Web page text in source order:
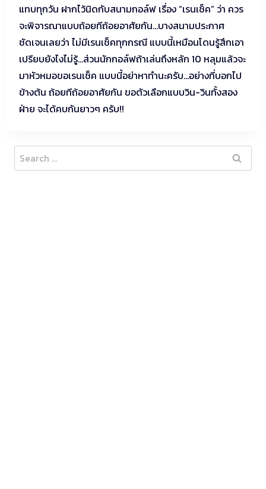
แทบทุกวัน ฝากไว้นิดกับสนามกอล์ฟ เรื่อง “เรนเช็ค” ว่า ควร
จะพิจารณาแบบถ้อยทีถ้อยอาศัยกัน…บางสนามประกาศ
ชัดเจนเลยว่า ไม่มีเรนเช็คทุกกรณี แบบนี้เหมือนโดนรู้สึกเอา
เปรียบยังไงไม่รู้…ส่วนนักกอล์ฟถ้าเล่นถึงหลัก 10 หลุมแล้วจะ
มาหัวหมอขอเรนเช็ค แบบนี้อย่าหาทำนะครับ…อย่างที่บอกไป
ข้างต้น ถ้อยทีถ้อยอาศัยกัน ขอตัวเลือกแบบวิน-วินทั้งสอง
ฝ่าย จะได้คบกันยาวๆ ครับ!!
Search
for: